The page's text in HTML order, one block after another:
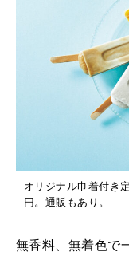
オリジナル巾着付き
円。通販もあり。
無香料、無着色で